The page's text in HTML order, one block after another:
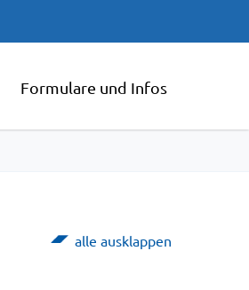
Formulare und Infos
alle ausklappen